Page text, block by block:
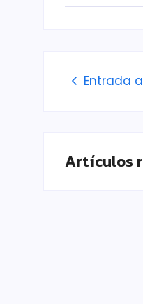
Entrada
Artículos